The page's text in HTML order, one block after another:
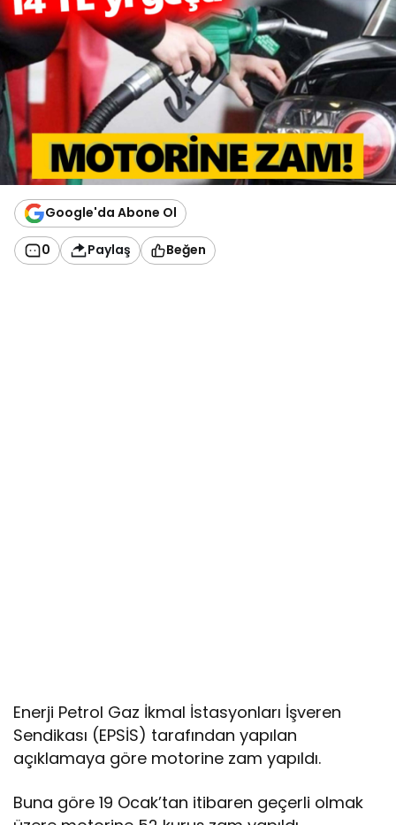
Google'da Abone Ol
0 Paylaş Beğen
Enerji Petrol Gaz İkmal İstasyonları İşveren
Sendikası (EPSİS) tarafından yapılan
açıklamaya göre motorine zam yapıldı.
Buna göre 19 Ocak’tan itibaren geçerli olmak